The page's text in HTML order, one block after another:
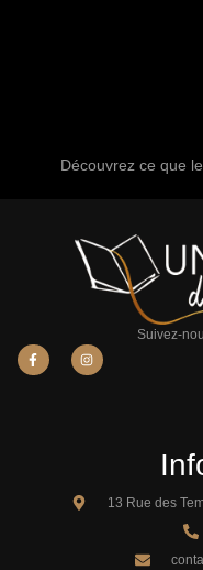
Découvrez ce que
13 Rue des
Suivez-